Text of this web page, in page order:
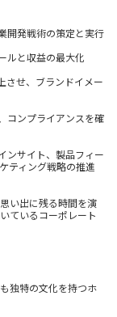
開発戦術の策定と実行
ルと収益の最大化
させ、ブランドイメー
コンプライアンスを確
ンサイト、製品フィー
ティング戦略の推進
い出に残る時間を演
ているコーポレート
独特の文化を持つホ